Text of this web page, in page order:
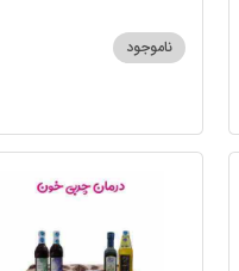
ناموجود